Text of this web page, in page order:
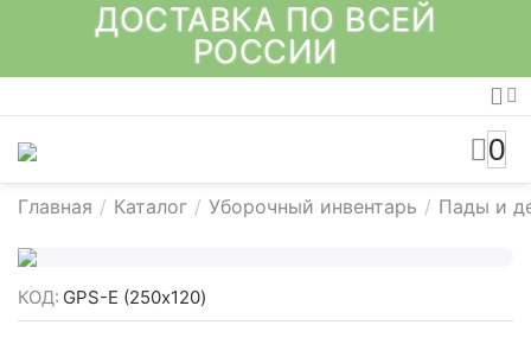
ДОСТАВКА ПО ВСЕЙ
РОССИИ
0
Главная / Каталог / Уборочный инвентарь / Пады и
КОД: GPS-E (250х120)